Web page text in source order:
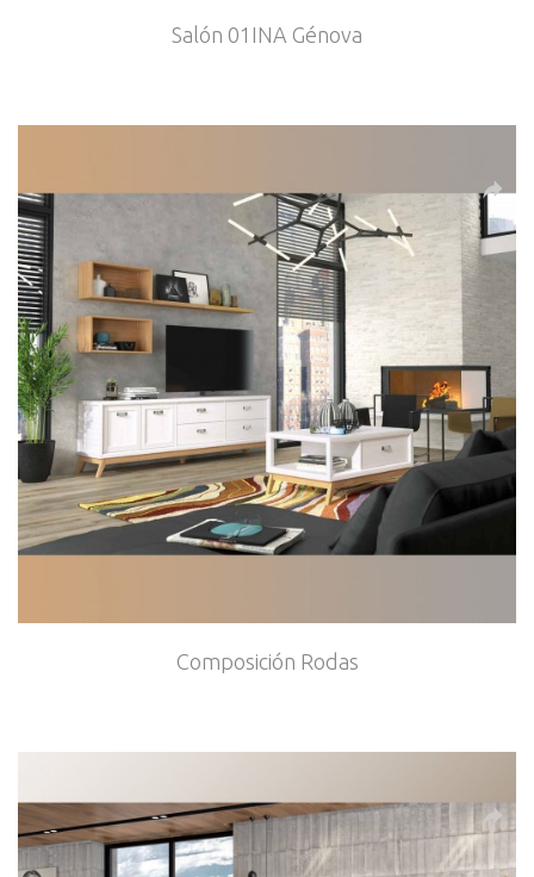
Salón 01INA Génova
Composición Rodas